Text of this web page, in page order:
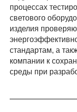
процессах
светового
изделия
стандартам, а
компании к
среды при